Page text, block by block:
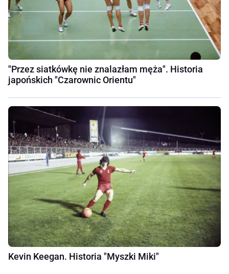
"Przez siatkówkę nie znalazłam męża". Historia
japońskich "Czarownic Orientu"
Kevin Keegan. Historia "Myszki Miki"